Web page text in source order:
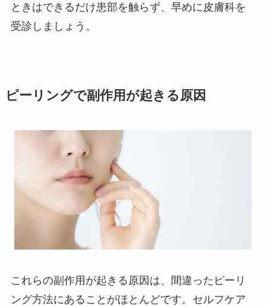
ときはできるだけ患部を触らず、早めに皮膚科を
受診しましょう。
ピーリングで副作用が起きる原因
これらの副作用が起きる原因は、間違ったピーリ
ング方法にあることがほとんどです。セルフケア